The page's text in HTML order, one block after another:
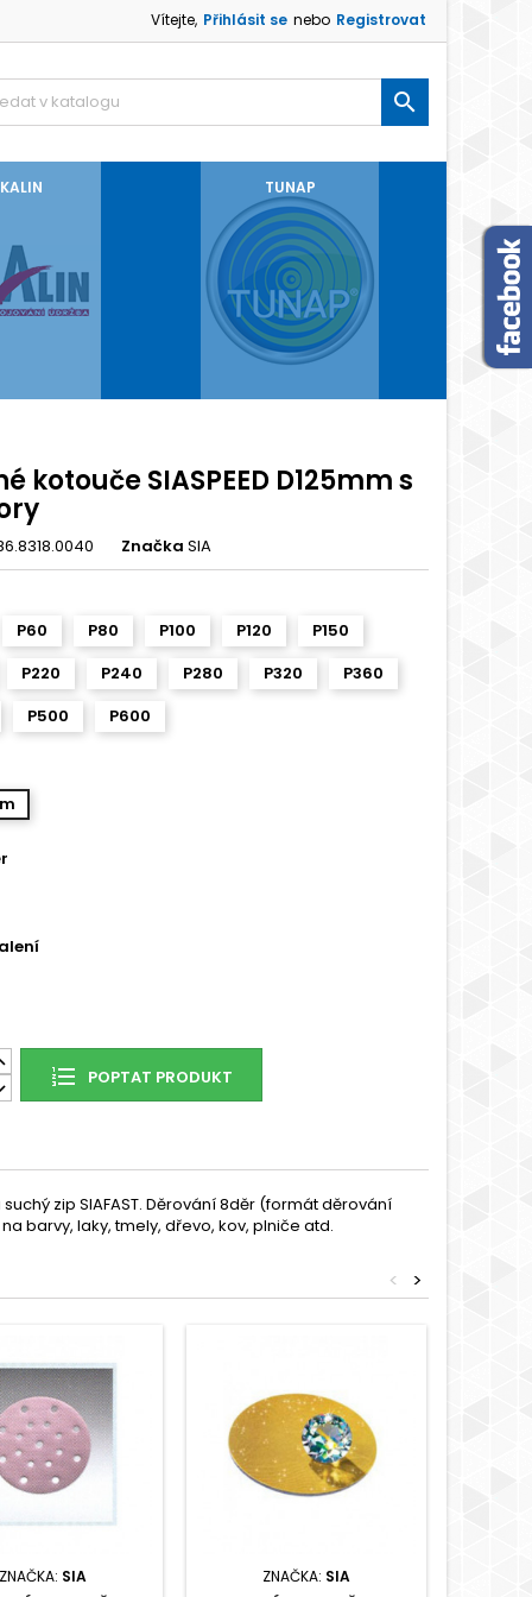
Vítejte, Přihlásit se nebo Registrovat

TUNAP
kotouče SIASPEED D125mm s
Značka SIA
P60 P80 P100 P120
P150
P220 P240 P280 P320
P360
P500 P600
POPTAT PRODUKT
zip SIAFAST. Děrování 8děr (formát děrování
barvy, laky, tmely, dřevo, kov, plniče atd.
>
<
ZNAČKA: SIA ZNAČKA: SIA